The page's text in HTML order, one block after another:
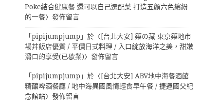
Poke結合健康餐 還可以自己選配菜 打造五顏六色繽紛
的一餐〉發佈留言
「pipijumpjump 」於〈 [台北大安] 築の藏 東京築地市
場丼飯店優質 / 平價日式料理 / 入口綻放海洋之美，甜嫩
滑口的享受(已歇業)〉發佈留言
「pipijumpjump 」於〈 [台北大安] ABV地中海餐酒館
精釀啤酒餐廳 / 地中海異國風情輕食早午餐 / 捷運國父紀
念館站〉發佈留言